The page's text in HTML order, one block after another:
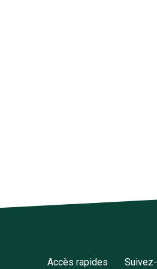
Accès rapides Suivez-